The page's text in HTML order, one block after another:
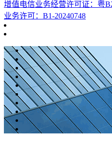
增值电信业务经营许可证：粤
业务许可：B1-20240748